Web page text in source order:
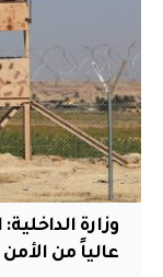
وزارة
عالياً من